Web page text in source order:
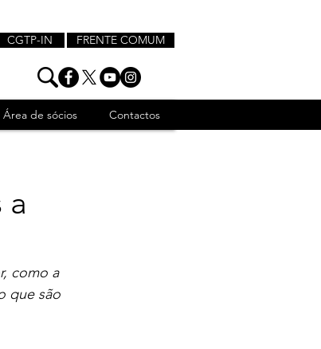
CGTP-IN FRENTE COMUM
Área de sócios Contactos
a
como a
que são